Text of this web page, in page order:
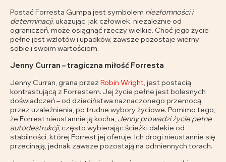
Postać Forresta Gumpa jest symbolem niezłomności i
determinacji, ukazując, jak człowiek, niezależnie od
ograniczeń, może osiągnąć rzeczy wielkie. Choć jego życie
pełne jest wzlotów i upadków, zawsze pozostaje wierny
sobie i swoim wartościom.
Jenny Curran – tragiczna miłość Forresta
Jenny Curran, grana przez Robin Wright , jest postacią
kontrastującą z Forrestem. Jej życie pełne jest bolesnych
doświadczeń – od dzieciństwa naznaczonego przemocą,
przez uzależnienia, po trudne wybory życiowe. Pomimo tego,
że Forrest nieustannie ją kocha, Jenny prowadzi życie pełne
autodestrukcji, często wybierając ścieżki dalekie od
stabilności, której Forrest jej oferuje. Ich drogi nieustannie się
przecinają, jednak zawsze pozostają na odmiennych torach.